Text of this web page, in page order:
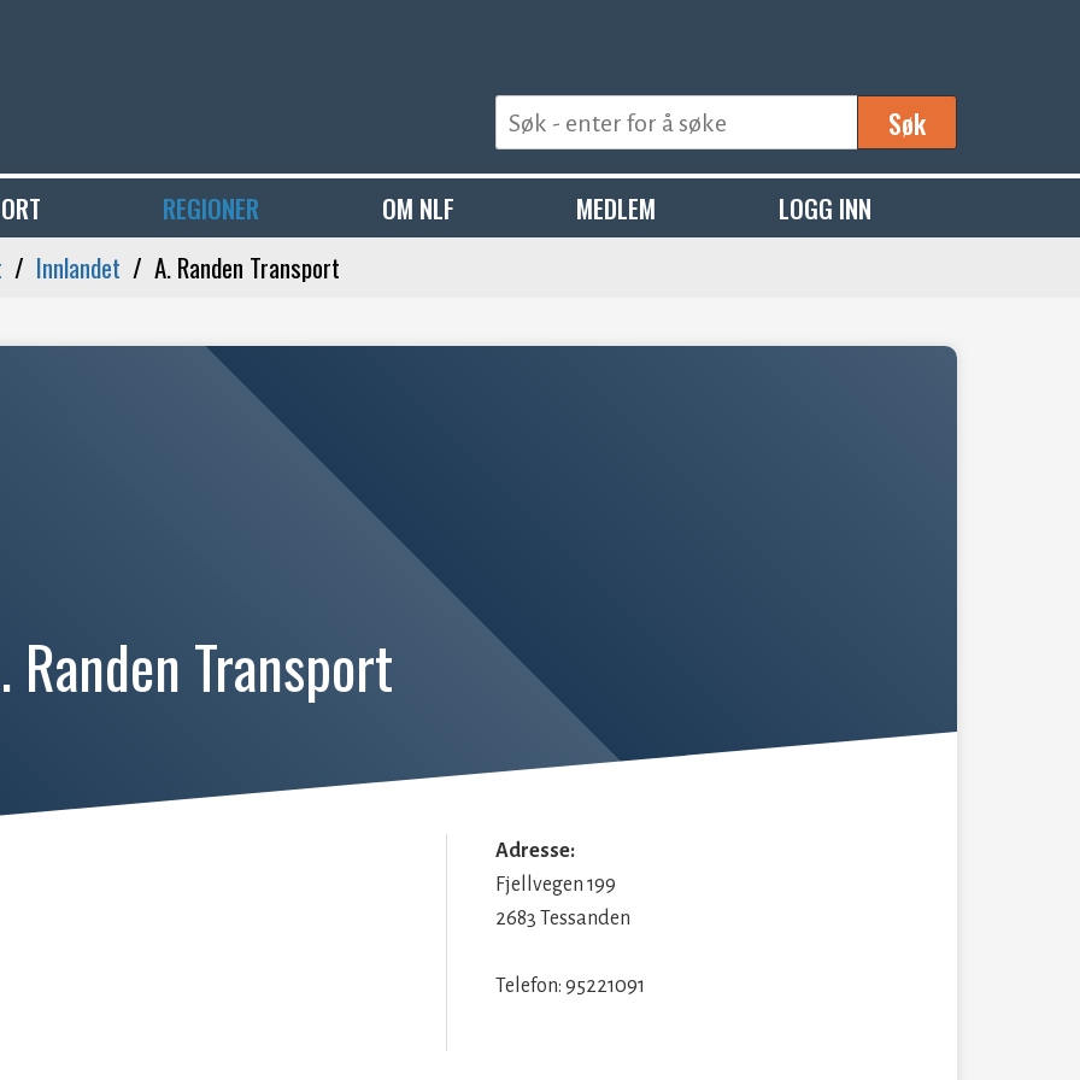
Søk
REGIONER OM NLF MEDLEM
LOGG INN
Innlandet A. Randen Transport
Randen Transport
Adresse:
Fjellvegen 199
2683 Tessanden
Telefon: 95221091